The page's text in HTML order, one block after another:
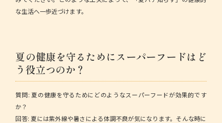
な生活へ一歩近づけます。
夏の健康を守るためにスーパーフードはど
う役立つのか？
質問: 夏の健康を守るためにどのようなスーパーフードが効果的です
か？
回答: 夏には紫外線や暑さによる体調不良が気になります。そんな時に